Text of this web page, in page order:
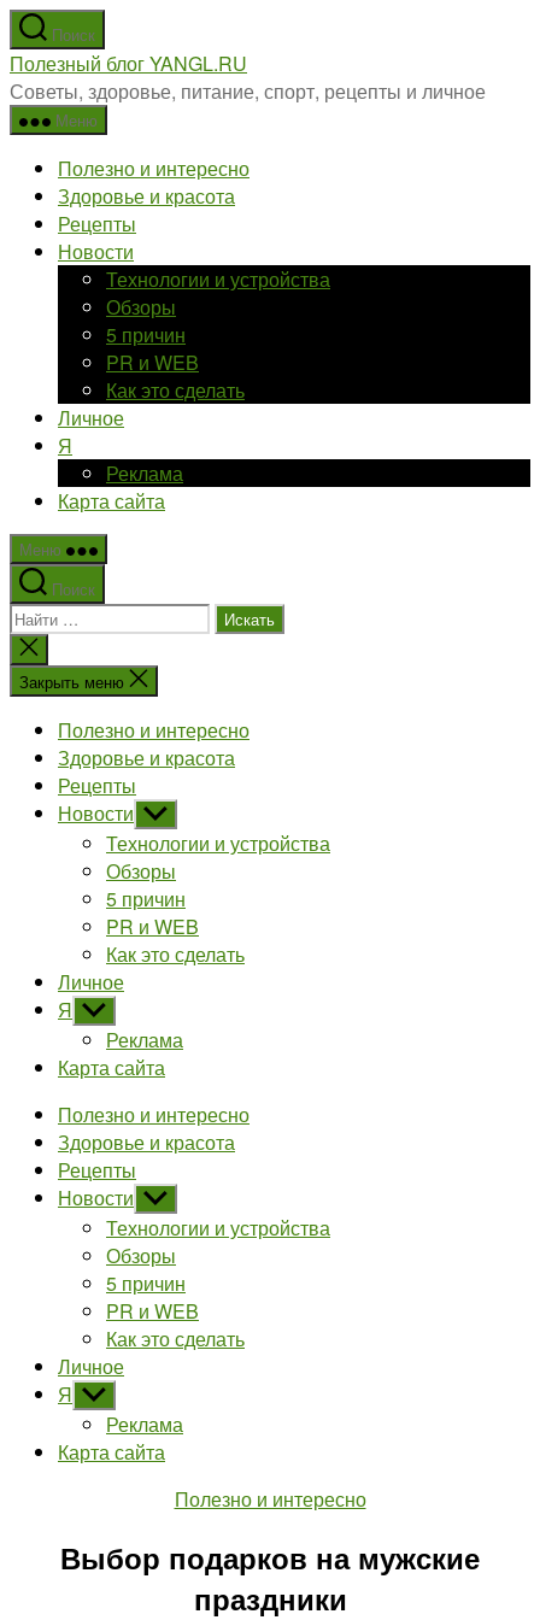
Перейти
к
содержимому
Поиск
Полезный блог YANGL.RU
Советы, здоровье, питание, спорт, рецепты и личное
Меню
Полезно и интересно
Здоровье и красота
Рецепты
Новости
Технологии и устройства
Обзоры
5 причин
PR и WEB
Как это сделать
Личное
Я
Реклама
Карта сайта
Меню
Поиск
Поиск:
Закрыть
поиск
Закрыть меню
Полезно и интересно
Здоровье и красота
Рецепты
Новости Показывать
подменю
Технологии и устройства
Обзоры
5 причин
PR и WEB
Как это сделать
Личное
Я Показывать
подменю
Реклама
Карта сайта
Полезно и интересно
Здоровье и красота
Рецепты
Новости Показывать
подменю
Технологии и устройства
Обзоры
5 причин
PR и WEB
Как это сделать
Личное
Я Показывать
подменю
Реклама
Карта сайта
Рубрики
Полезно и интересно
Выбор подарков на мужские
праздники